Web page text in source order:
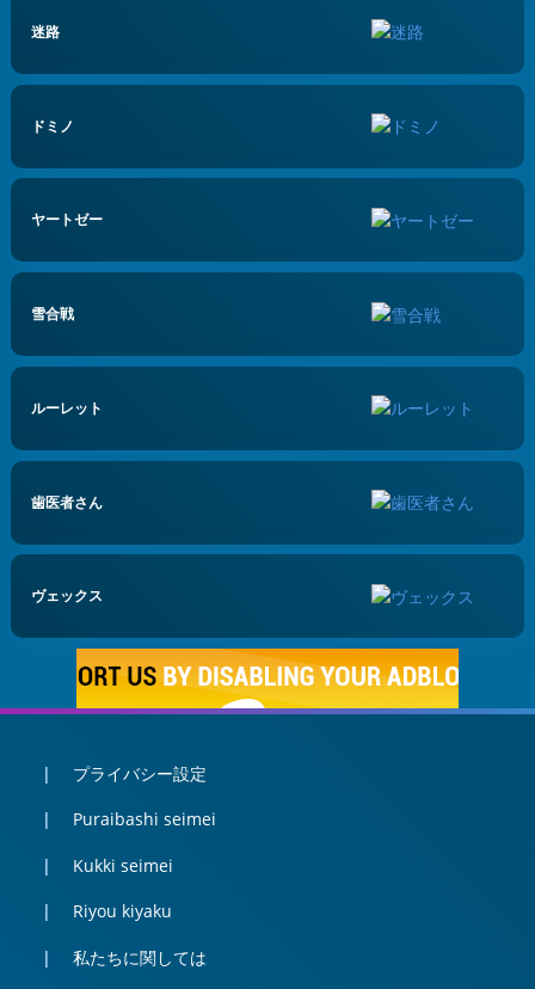
迷路
ドミノ
ヤートゼー
雪合戦
ルーレット
歯医者さん
ヴェックス
プライバシー設定
Puraibashi seimei
Kukki seimei
Riyou kiyaku
私たちに関しては